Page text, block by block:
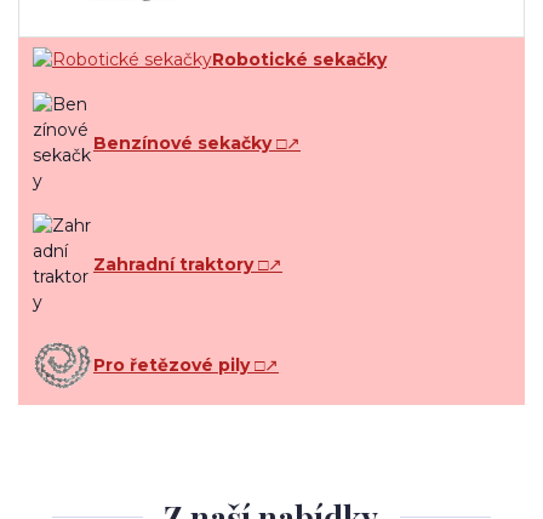
Robotické sekačky
Benzínové sekačky□↗
Zahradní traktory□↗
Pro řetězové pily□↗